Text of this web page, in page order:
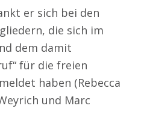
er sich bei den
die sich im
dem damit
für die freien
haben (Rebecca
und Marc